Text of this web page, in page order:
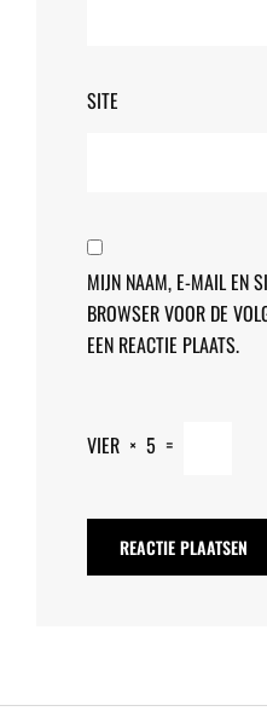
SITE
MIJN NAAM, E-MAIL EN
BROWSER VOOR DE
EEN REACTIE PLAATS.
VIER × 5 =